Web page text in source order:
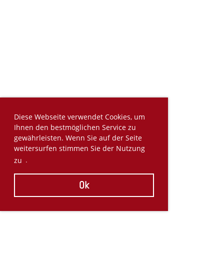
Diese Webseite verwendet Cookies, um
Ihnen den bestmöglichen Service zu
gewährleisten. Wenn Sie auf der Seite
weitersurfen stimmen Sie der Nutzung
zu .
Ok